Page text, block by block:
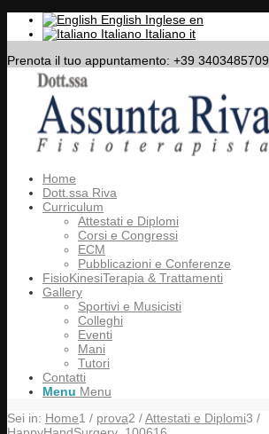
English Inglese en
Italiano Italiano it
Prenota il tuo appuntamento: +39 3403485709
Home
Dott.ssa Riva
Curriculum
Attestati e Diplomi
Corsi e Congressi
ECM
Pubblicazioni e Conferenze
FisioKinesiTerapia & Trattamenti
Gallery
Sportivi e Musicisti
Colleghi
Eventi
Mani
Tutori
Contatti
Menu Menu
Sei in: Home1 / prova2 /Attestati e Diplomi3 /